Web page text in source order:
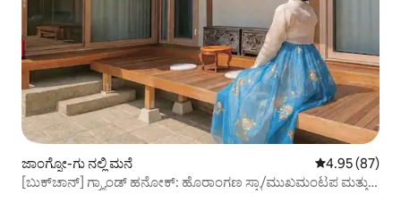
ಜಾಂಗ್ನೋ-ಗು ನಲ್ಲಿ ಮನೆ 5 ರಲ್ಲಿ 4.95
4.95 (87)
[ಬುಕ್‌ಚಾನ್] ಗ್ರ್ಯಾಂಡ್ ಹನೋಕ್: ಹೊರಾಂಗಣ ಸ್ಪಾ/ಮುಖಮಂಟಪ ಮತ್ತು 3